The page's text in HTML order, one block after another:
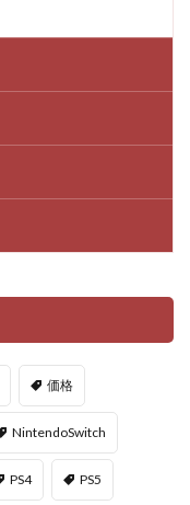
価格
NintendoSwitch
PS4 PS5